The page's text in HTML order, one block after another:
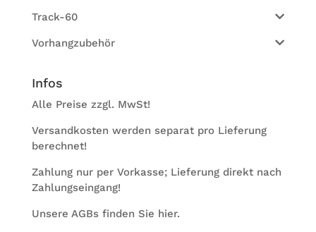
Track-60
Vorhangzubehör
Infos
Alle Preise zzgl. MwSt!
Ver­sand­kos­ten wer­den sepa­rat pro Lie­fe­rung
berechnet!
Zah­lung nur per Vor­kasse; Lie­fe­rung direkt nach
Zahlungseingang!
Unsere AGBs fin­den Sie hier.